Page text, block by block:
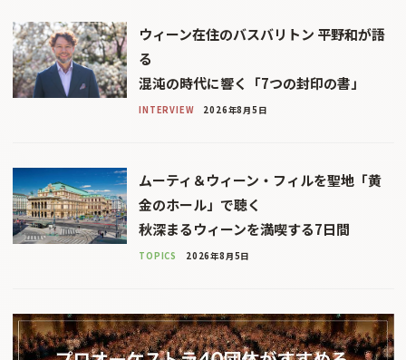
ウィーン在住のバスバリトン 平野和が語
る
混沌の時代に響く「7つの封印の書」
INTERVIEW 2026年8月5日
ムーティ＆ウィーン・フィルを聖地「黄
金のホール」で聴く
秋深まるウィーンを満喫する7日間
TOPICS 2026年8月5日